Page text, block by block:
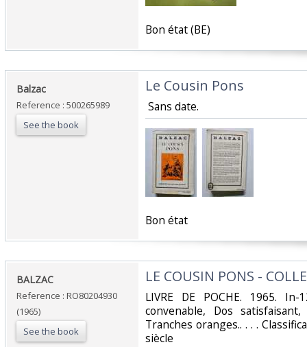
‎Bon état (BE)‎
‎Balzac‎
Reference : 500265989
See the book
‎Le Cousin Pons‎
‎ Sans date.‎
‎Bon état‎
‎BALZAC‎
Reference : RO80204930
(1965)
See the book
‎LE COUSIN PONS -
‎LIVRE DE POCHE. 1965.
convenable, Dos
Tranches oranges.. . . .
siècle‎